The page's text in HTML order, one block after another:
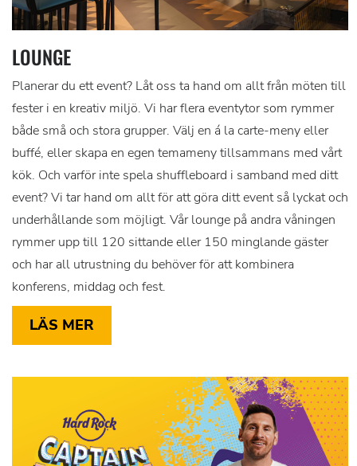
LOUNGE
Planerar du ett event? Låt oss ta hand om allt från möten till
fester i en kreativ miljö. Vi har flera eventytor som rymmer
både små och stora grupper. Välj en á la carte-meny eller
buffé, eller skapa en egen temameny tillsammans med vårt
kök. Och varför inte spela shuffleboard i samband med ditt
event? Vi tar hand om allt för att göra ditt event så lyckat och
underhållande som möjligt. Vår lounge på andra våningen
rymmer upp till 120 sittande eller 150 minglande gäster
och har all utrustning du behöver för att kombinera
konferens, middag och fest.
LÄS MER